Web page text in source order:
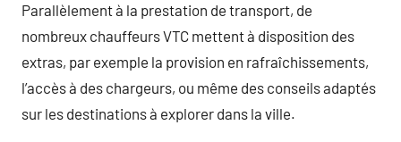
Parallèlement à la prestation de transport, de
nombreux chauffeurs VTC mettent à disposition des
extras, par exemple la provision en rafraîchissements,
l’accès à des chargeurs, ou même des conseils adaptés
sur les destinations à explorer dans la ville.